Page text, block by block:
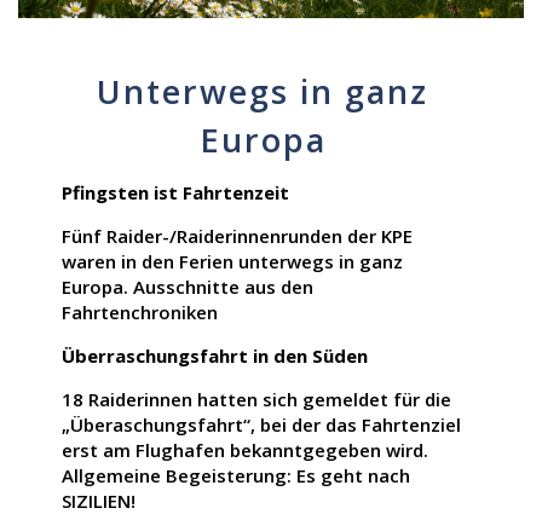
Unterwegs in ganz
Europa
Pfingsten ist Fahrtenzeit
Fünf Raider-/Raiderinnenrunden der KPE
waren in den Ferien unterwegs in ganz
Europa. Ausschnitte aus den
Fahrtenchroniken
Überraschungsfahrt in den Süden
18 Raiderinnen hatten sich gemeldet für die
„Überaschungsfahrt“, bei der das Fahrtenziel
erst am Flughafen bekanntgegeben wird.
Allgemeine Begeisterung: Es geht nach
SIZILIEN!